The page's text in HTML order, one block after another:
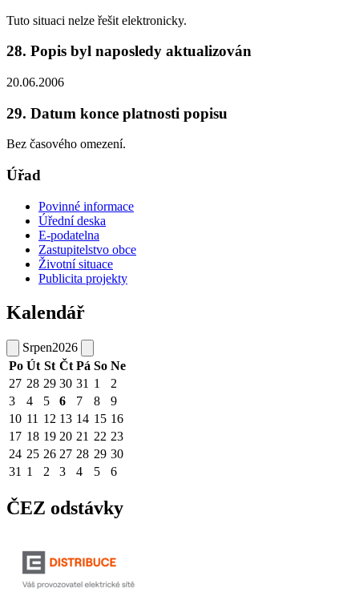
Tuto situaci nelze řešit elektronicky.
28. Popis byl naposledy aktualizován
20.06.2006
29. Datum konce platnosti popisu
Bez časového omezení.
Úřad
Povinné informace
Úřední deska
E-podatelna
Zastupitelstvo obce
Životní situace
Publicita projekty
Kalendář
Srpen2026
Po Út St Čt Pá So Ne
27 28 29 30 31 1
2
3
4 5 6 7 8
9
10 11 12 13 14 15 16
17 18 19 20 21 22 23
24 25 26 27 28 29 30
31 1 2 3 4 5 6
ČEZ odstávky